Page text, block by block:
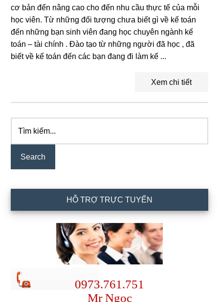
cơ bản đến nâng cao cho đến nhu cầu thực tế của mỗi
học viên. Từ những đối tượng chưa biết gì về kế toán
đến những bạn sinh viên đang học chuyên ngành kế
toán – tài chính . Đào tạo từ những người đã học , đã
biết về kế toán đến các bạn đang đi làm kế ...
Xem chi tiết
Primary
Sidebar
kiếm...
HỖ TRỢ TRỰC TUYẾN
0973.761.751
Mr Ngọc